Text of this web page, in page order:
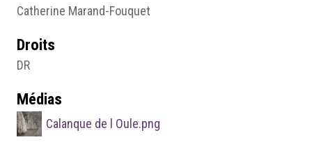
Catherine Marand-Fouquet
Droits
DR
Médias
Calanque de l Oule.png